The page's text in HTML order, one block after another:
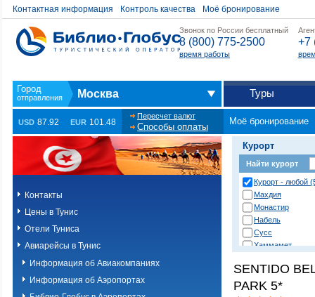
Контактная информация Контроль качества Моё бронирование
Звонок по России бесплатный
8 (800) 775-2500
время работы
+7
Москва Туры
USD 87.92 EUR 101.48
Пересчет валют
Способы оплаты
Моё бронирование
Контакты
Цены в Тунис
Отели Туниса
Авиарейсы в Тунис
Информация об Авиакомпаниях
Информация об Аэропортах
Курорт
Найти курорт
Курорт - любой
Махдия
Монастир
Набель
Сусс
Хаммамет
SENTIDO
PARK 5*